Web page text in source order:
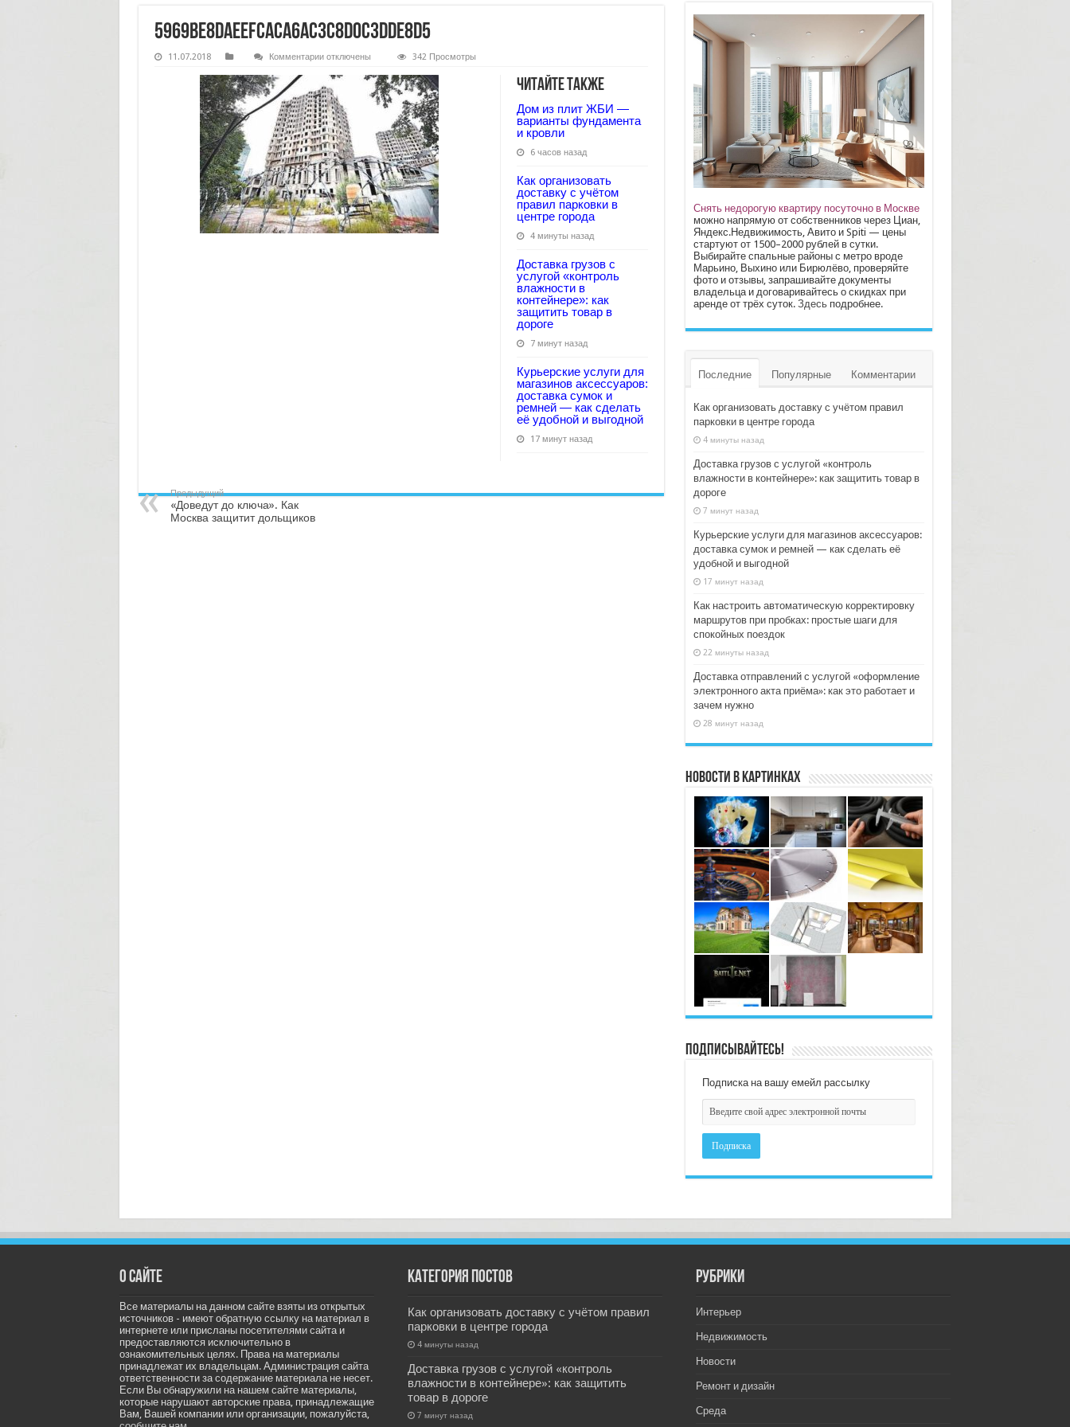
5969be8daeefcaca6ac3c8d0c3dde8d5
11.07.2018 Комментариик
5969be8daeefcaca6ac3c8d0c3dde8d5
отключены 342 Просмотры
Читайте также
Дом из плит ЖБИ —
варианты фундамента
и кровли
6 часов назад
Как организовать
доставку с учётом
правил парковки в
центре города
4 минуты назад
Доставка грузов с
услугой «контроль
влажности в
контейнере»: как
защитить товар в
дороге
7 минут назад
Курьерские услуги для
магазинов аксессуаров:
доставка сумок и
ремней — как сделать
её удобной и выгодной
17 минут назад
Предыдущий
«Доведут до ключа». Как
Москва защитит дольщиков
Снять недорогую квартиру посуточно в Москве
можно напрямую от собственников через Циан,
Яндекс.Недвижимость, Авито и Spiti — цены
стартуют от 1500–2000 рублей в сутки.
Выбирайте спальные районы с метро вроде
Марьино, Выхино или Бирюлёво, проверяйте
фото и отзывы, запрашивайте документы
владельца и договаривайтесь о скидках при
аренде от трёх суток. Здесьподробнее.
Последние Популярные Комментарии
Как организовать доставку с учётом правил
парковки в центре города
4 минуты назад
Доставка грузов с услугой «контроль
влажности в контейнере»: как защитить товар в
дороге
7 минут назад
Курьерские услуги для магазинов аксессуаров:
доставка сумок и ремней — как сделать её
удобной и выгодной
17 минут назад
Как настроить автоматическую корректировку
маршрутов при пробках: простые шаги для
спокойных поездок
22 минуты назад
Доставка отправлений с услугой «оформление
электронного акта приёма»: как это работает и
зачем нужно
28 минут назад
Новости в картинках
Подписывайтесь!
Подписка на вашу емейл рассылку
О сайте
Все материалы на данном сайте взяты из открытых
источников - имеют обратную ссылку на материал в
интернете или присланы посетителями сайта и
предоставляются исключительно в
ознакомительных целях. Права на материалы
принадлежат их владельцам. Администрация сайта
ответственности за содержание материала не несет.
Если Вы обнаружили на нашем сайте материалы,
которые нарушают авторские права, принадлежащие
Вам, Вашей компании или организации, пожалуйста,
Категория постов
Как организовать доставку с учётом правил
парковки в центре города
4 минуты назад
Доставка грузов с услугой «контроль
влажности в контейнере»: как защитить
товар в дороге
7 минут назад
РУбрики
Интерьер
Недвижимость
Новости
Ремонт и дизайн
Среда